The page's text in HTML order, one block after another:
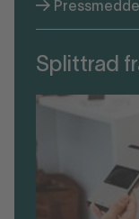
Splittrad